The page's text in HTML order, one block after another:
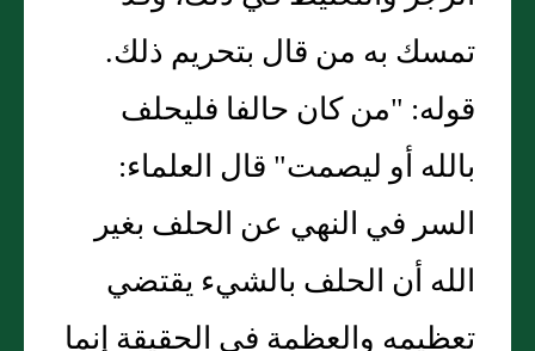
تمسك به من قال بتحريم ذلك.
قوله: "من كان حالفا فليحلف
بالله أو ليصمت" قال العلماء:
السر في النهي عن الحلف بغير
الله أن الحلف بالشيء يقتضي